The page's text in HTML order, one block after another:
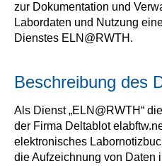
zur Dokumentation und
Labordaten und Nutzung
Dienstes ELN@RWTH.
Beschreibung des
Als Dienst „ELN@RWTH“
der Firma Deltablot
elektronisches
die Aufzeichnung von Daten